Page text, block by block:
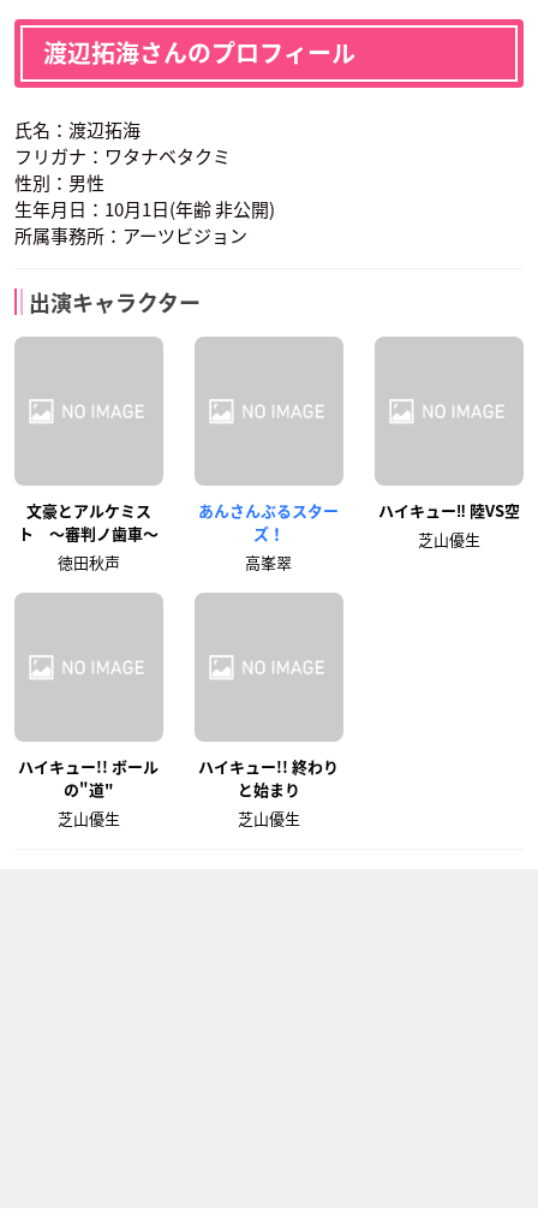
渡辺拓海さんのプロフィール
氏名：渡辺拓海
フリガナ：ワタナベタクミ
性別：男性
生年月日：10月1日(年齢 非公開)
所属事務所：アーツビジョン
出演キャラクター
文豪とアルケミス
ト 〜審判ノ歯車〜
徳田秋声
あんさんぶるスター
ズ！
高峯翠
ハイキュー‼ 陸VS空
芝山優生
ハイキュー!! ボール
の"道"
芝山優生
ハイキュー!! 終わり
と始まり
芝山優生